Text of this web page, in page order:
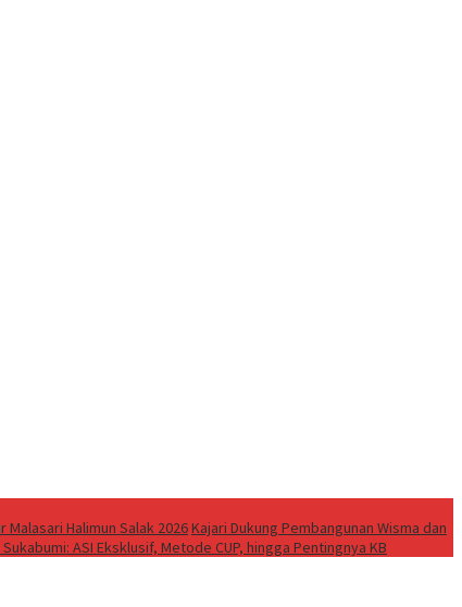
Halimun Salak 2026Kajari Dukung Pembangunan Wisma dan
ASI Eksklusif, Metode CUP, hingga Pentingnya KB